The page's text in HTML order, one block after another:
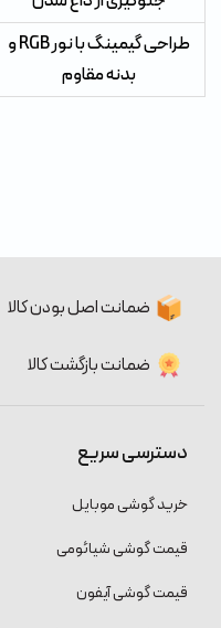
طراحی گیمینگ با نور RGB و
بدنه مقاوم
ضمانت اصل بودن کالا
ضمانت بازگشت کالا
دسترسی سریع
خرید گوشی موبایل
قیمت گوشی شیائومی
قیمت گوشی آیفون